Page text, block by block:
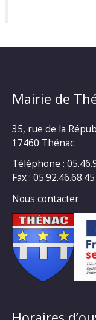
Mairie de
35, rue de la
17460 Thénac
Téléphone :
Fax : 05.92.46.68.45
Nous contacter